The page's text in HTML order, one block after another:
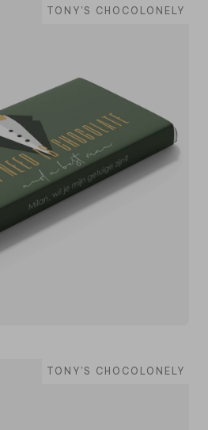
TONY'S CHOCOLONELY
TONY'S CHOCOLONELY